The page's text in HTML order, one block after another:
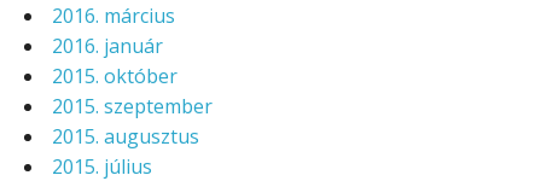
2016. március
2016. január
2015. október
2015. szeptember
2015. augusztus
2015. július